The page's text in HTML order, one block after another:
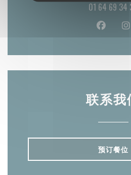
01 64 69 34
联系我
预订餐位